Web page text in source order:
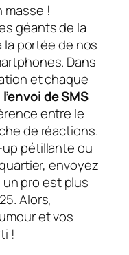
masse !
géants de la
la portée de nos
Dans
et chaque
l’envoi de SMS
entre le
de réactions.
pétillante ou
envoyez
un pro est plus
Alors,
et vos
!